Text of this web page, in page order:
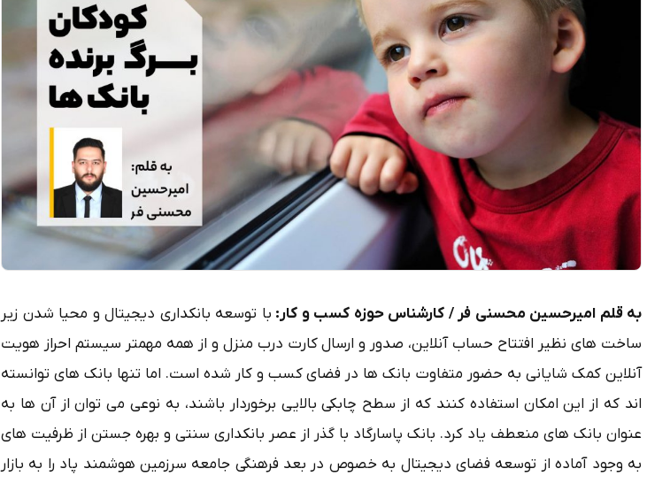
به قلم امیرحسین محسنی فر / کارشناس حوزه کسب و کار: با توسعه بانکداری دیجیتال و محیا شدن زیر
ساخت های نظیر افتتاح حساب آنلاین، صدور و ارسال کارت درب منزل و از همه مهمتر سیستم احراز هویت
آنلاین کمک شایانی به حضور متفاوت بانک ها در فضای کسب و کار شده است. اما تنها بانک های توانسته
اند که از این امکان استفاده کنند که از سطح چابکی بالایی برخوردار باشند، به نوعی می توان از آن ها به
عنوان بانک های منعطف یاد کرد. بانک پاسارگاد با گذر از عصر بانکداری سنتی و بهره جستن از ظرفیت های
به وجود آماده از توسعه فضای دیجیتال به خصوص در بعد فرهنگی جامعه سرزمین هوشمند پاد را به بازار